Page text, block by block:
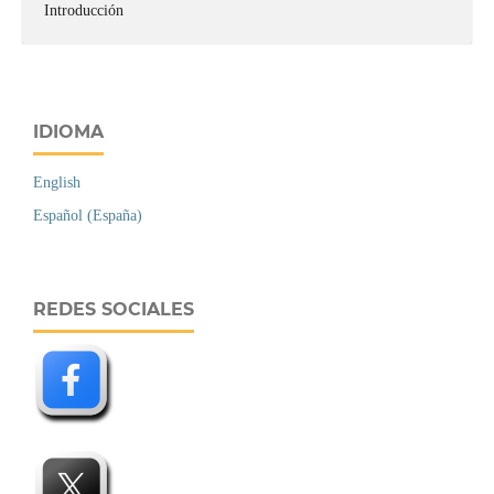
Introducción
IDIOMA
English
Español (España)
REDES SOCIALES